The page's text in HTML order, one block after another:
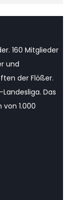
160 Mitglieder
und
der Flößer.
Das
1.000